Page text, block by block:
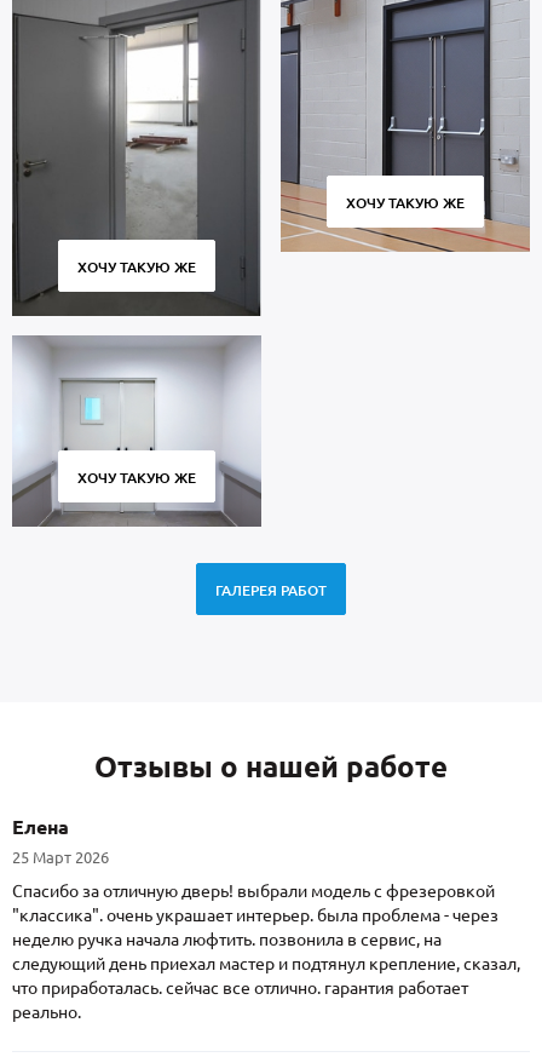
ХОЧУ ТАКУЮ ЖЕ
ХОЧУ ТАКУЮ ЖЕ
ХОЧУ ТАКУЮ ЖЕ
ГАЛЕРЕЯ РАБОТ
Отзывы о нашей работе
Елена
25 Март 2026
Спасибо за отличную дверь! выбрали модель с фрезеровкой
"классика". очень украшает интерьер. была проблема - через
неделю ручка начала люфтить. позвонила в сервис, на
следующий день приехал мастер и подтянул крепление, сказал,
что приработалась. сейчас все отлично. гарантия работает
реально.